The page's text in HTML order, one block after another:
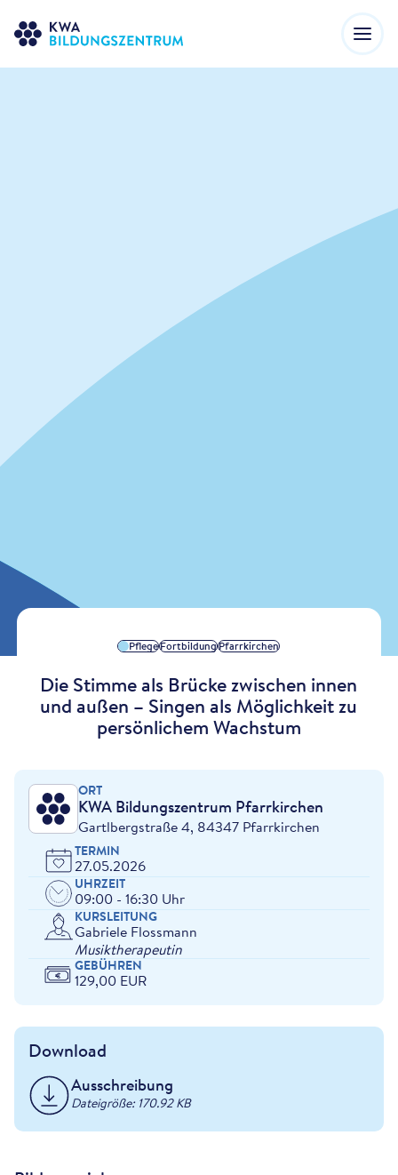
PflegeFortbildungPfarrkirchen
Die Stimme als Brücke zwischen innen
und außen – Singen als Möglichkeit zu
persönlichem Wachstum
ORT
KWA Bildungszentrum Pfarrkirchen
Gartlbergstraße 4, 84347 Pfarrkirchen
TERMIN
27.05.2026
UHRZEIT
09:00 - 16:30 Uhr
KURSLEITUNG
Gabriele Flossmann
Musiktherapeutin
GEBÜHREN
129,00 EUR
Download
Ausschreibung
Dateigröße: 170.92 KB